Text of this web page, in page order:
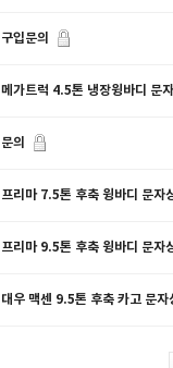
구입문의
메가트럭 4.5톤 냉장윙바디 문
문의
프리마 7.5톤 후축 윙바디 문자
프리마 9.5톤 후축 윙바디 문자
대우 맥센 9.5톤 후축 카고 문자